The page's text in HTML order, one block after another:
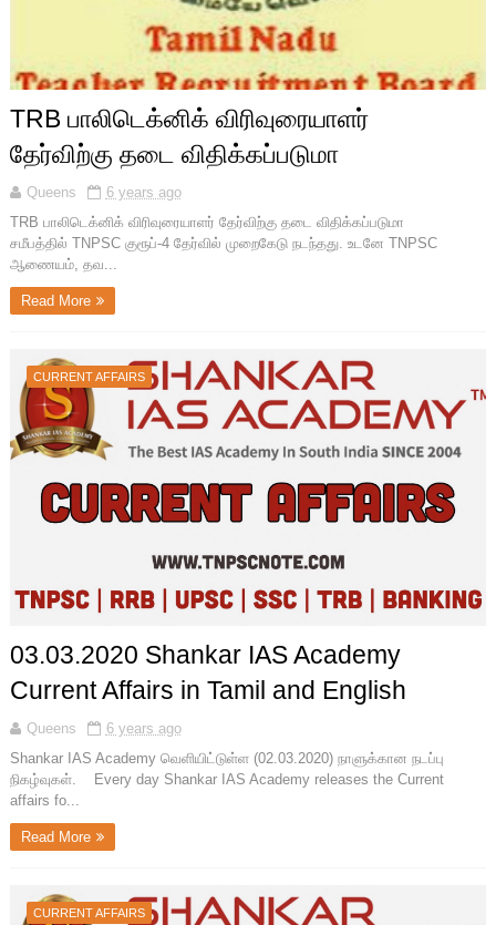
TRB பாலிடெக்னிக் விரிவுரையாளர்
தேர்விற்கு தடை விதிக்கப்படுமா
Queens
6 years ago
TRB பாலிடெக்னிக் விரிவுரையாளர் தேர்விற்கு தடை விதிக்கப்படுமா
சமீபத்தில் TNPSC குரூப்-4 தேர்வில் முறைகேடு நடந்தது. உடனே TNPSC
ஆணையம், தவ...
Read More
CURRENT AFFAIRS
03.03.2020 Shankar IAS Academy
Current Affairs in Tamil and English
Queens
6 years ago
Shankar IAS Academy வெளியிட்டுள்ள (02.03.2020) நாளுக்கான நடப்பு
நிகழ்வுகள். Every day Shankar IAS Academy releases the Current
affairs fo...
Read More
CURRENT AFFAIRS